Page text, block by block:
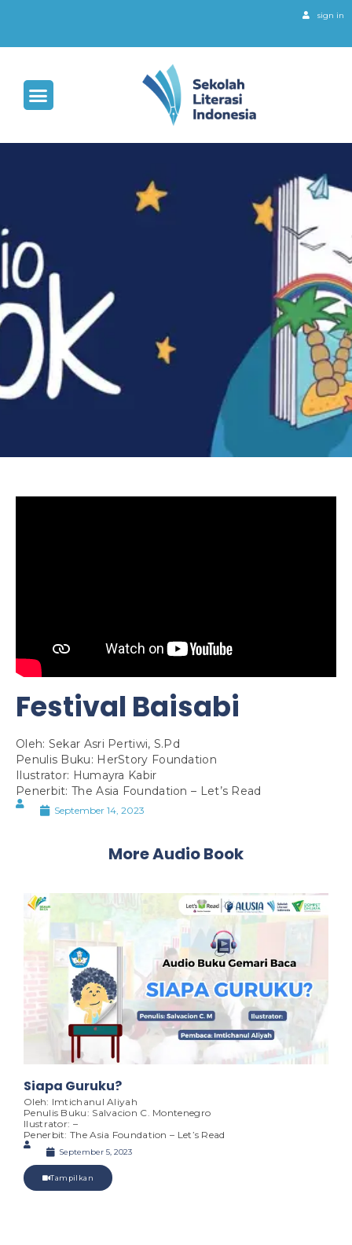
sign in
Festival Baisabi
Oleh: Sekar Asri Pertiwi, S.Pd
Penulis Buku: HerStory Foundation
Ilustrator: Humayra Kabir
Penerbit: The Asia Foundation – Let’s Read
September 14, 2023
More Audio Book
Siapa Guruku?
Oleh: Imtichanul Aliyah
Penulis Buku: Salvacion C. Montenegro
Ilustrator: –
Penerbit: The Asia Foundation – Let’s Read
September 5, 2023
Tampilkan